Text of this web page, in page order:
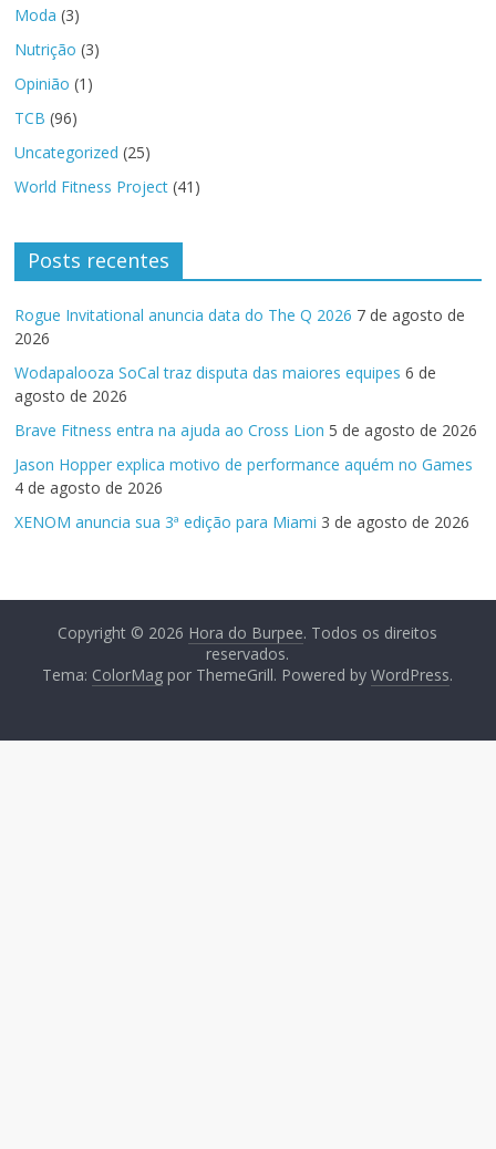
Moda (3)
Nutrição (3)
Opinião (1)
TCB (96)
Uncategorized (25)
World Fitness Project (41)
Posts recentes
Rogue Invitational anuncia data do The Q 2026 7 de agosto de
2026
Wodapalooza SoCal traz disputa das maiores equipes 6 de
agosto de 2026
Brave Fitness entra na ajuda ao Cross Lion 5 de agosto de 2026
Jason Hopper explica motivo de performance aquém no Games
4 de agosto de 2026
XENOM anuncia sua 3ª edição para Miami 3 de agosto de 2026
Copyright © 2026 Hora do Burpee. Todos os direitos
reservados.
Tema: ColorMag por ThemeGrill. Powered byWordPress.